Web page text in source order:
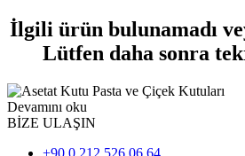
İlgili ürün bulunamadı
Lütfen daha sonra
Devamını oku
BİZE ULAŞIN
+90 0 212 526 06 64